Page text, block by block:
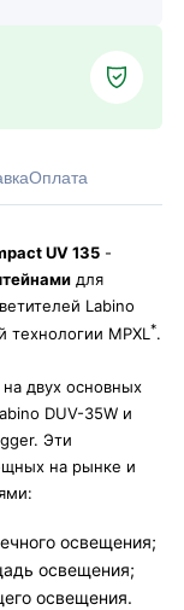
Оплата
UV 135 -
для
Labino
технологии MPXL*.
двух основных
DUV-35W и
Эти
на рынке и
освещения;
освещения;
освещения.